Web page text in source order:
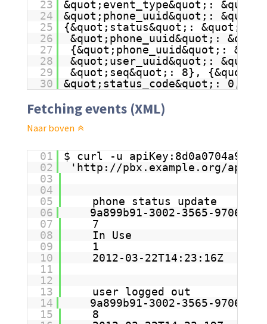
23
&quot;event_type&quot;:
24
&quot;phone_uuid&quot;:
25
{&quot;status&quot;: &quot;In
26
&quot;phone_uuid&quot;:
27
{&quot;phone_uuid&quot;:
28
&quot;user_uuid&quot;:
29
&quot;seq&quot;: 8},
30
&quot;status_code&quot;: 0,
Fetching events (XML)
Naar boven
01
$ curl -u
02
' http://pbx.example.org/apis/
03
04
05
phone status update
06
9a899b91-3002-3565-9706-
07
7
08
In Use
09
1
10
2012-03-22T14:23:16Z
11
12
13
user logged out
14
9a899b91-3002-3565-9706-
15
8